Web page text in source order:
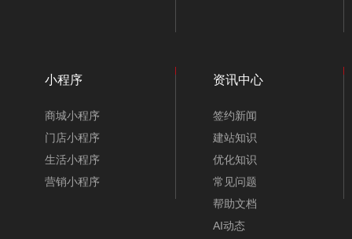
小程序
商城小程序
门店小程序
生活小程序
营销小程序
资讯中心
签约新闻
建站知识
优化知识
常见问题
帮助文档
AI动态